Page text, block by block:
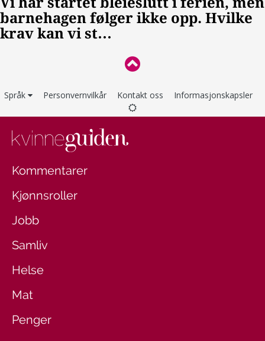
Språk Personvernvilkår Kontakt oss Informasjonskapsler
Kommentarer
Kjønnsroller
Jobb
Samliv
Helse
Mat
Penger